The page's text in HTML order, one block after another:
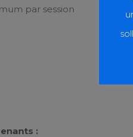
par session
: